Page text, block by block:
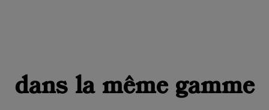
dans la même gamme